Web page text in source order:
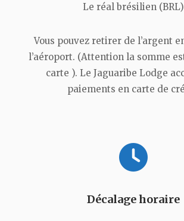
Le réal brésilien (BRL)
Vous pouvez retirer de l’argent
l’aéroport. (Attention la somme
carte ). Le Jaguaribe Lodge
paiements en carte de
Décalage horaire